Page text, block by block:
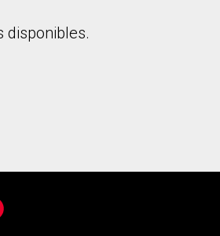
disponibles.